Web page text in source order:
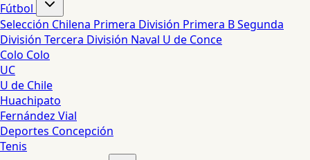
Fútbol
Selección Chilena Primera División Primera BSegunda
División Tercera División Naval U de Conce
Colo Colo
UC
U de Chile
Huachipato
Fernández Vial
Deportes Concepción
Tenis